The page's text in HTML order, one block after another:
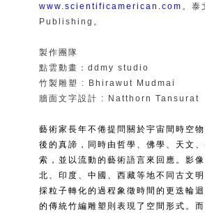
www.scientificamerican.com 。
Publishing。
製作團隊
點雲動畫：ddmy studio
竹製雕塑 : Bhirawut Mudmai
牆面文字設計 : Natthorn Tansurat
藝術家長年不倦提問關於宇宙間時空
後的真諦，同時由哲學、佛學、天文
索，並以流動的藝術語言來回應。影
北、印度、中國、西藏等地不同古文
採粒子轉化的過程象徵時間的更迭輪
的傳統竹編雕塑則表現了空間形式。